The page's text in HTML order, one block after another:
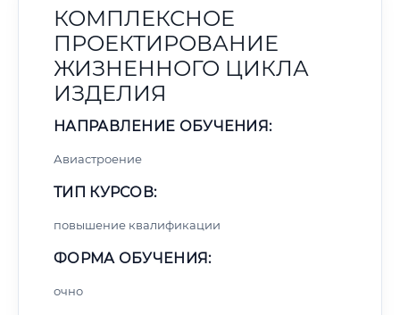
КОМПЛЕКСНОЕ
ПРОЕКТИРОВАНИЕ
ЖИЗНЕННОГО ЦИКЛА
ИЗДЕЛИЯ
НАПРАВЛЕНИЕ ОБУЧЕНИЯ:
Авиастроение
ТИП КУРСОВ:
повышение квалификации
ФОРМА ОБУЧЕНИЯ:
очно